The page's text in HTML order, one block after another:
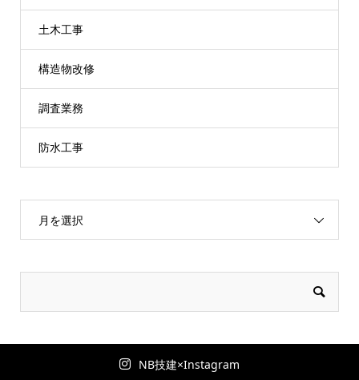
土木工事
構造物改修
調査業務
防水工事
月を選択
NB技建×Instagram